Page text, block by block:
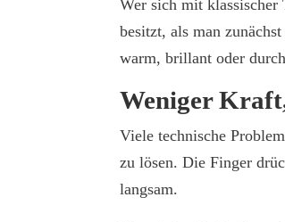
Wer sich mit
besitzt, als man
warm, brillant oder
Weniger
Viele technische
zu lösen. Die Finger
langsam.